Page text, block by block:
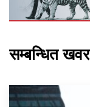
सम्बन्धित खवर